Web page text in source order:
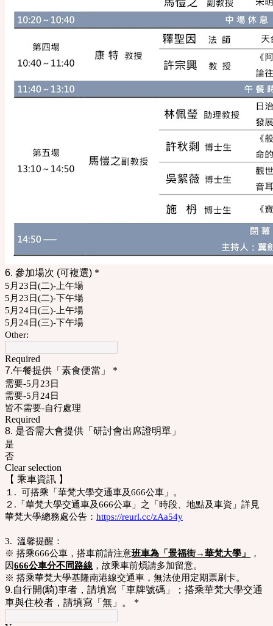
6. 參加場次 (可複選) *
5月23日(二)-上午場
5月23日(二)-下午場
5月24日(三)-上午場
5月24日(三)-下午場
Other:
Required
7.午餐提供「素食便當」
*
需要-5月23日
需要-5月24日
皆不需要-自行處理
Required
8. 是否需大會提供「研討會出席證明單」
是
否
Clear selection
【 乘車資訊 】
１. 可搭乘「華梵大學交通車及666公車」。
２.「華梵大學交通車及666公車」之「時段、地點及車資」詳見
華梵大學總務處公告： https://reurl.cc/zAa54y
3. 溫馨提醒：
※ 搭乘666公車，搭車前請注意班車為「景福街→華梵大學」
，
因666公車分不同路線 ，故乘車前煩請多加留意。
※ 搭乘華梵大學基隆南港線交通車，無法使用定期票刷卡。
9.自行開(騎)車者，請填寫「車牌號碼」；搭乘華梵大學交通
車與住校者，請填寫「無」。
*